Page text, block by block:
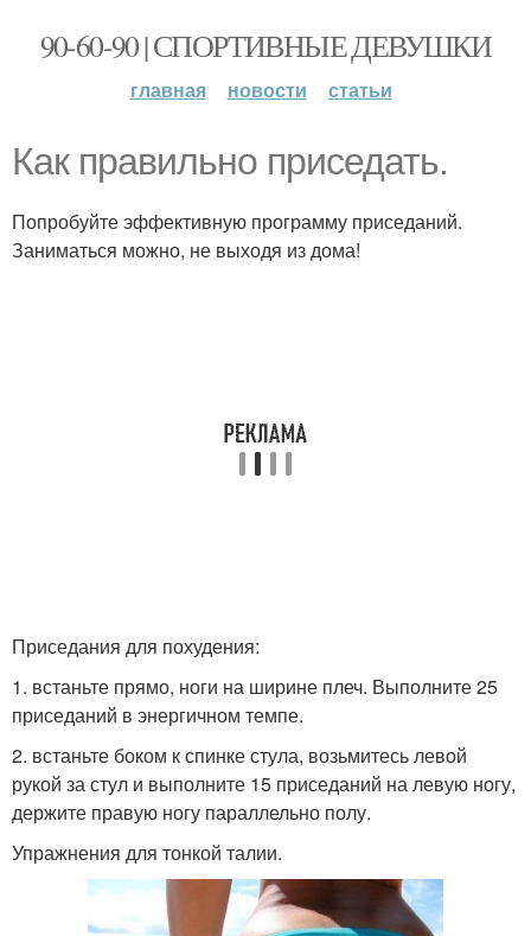
90-60-90 | СПОРТИВНЫЕ ДЕВУШКИ
главная новости статьи
Как правильно приседать.
Попробуйте эффективную программу приседаний.
Заниматься можно, не выходя из дома!
Приседания для похудения:
1. встаньте прямо, ноги на ширине плеч. Выполните 25
приседаний в энергичном темпе.
2. встаньте боком к спинке стула, возьмитесь левой
рукой за стул и выполните 15 приседаний на левую ногу,
держите правую ногу параллельно полу.
Упражнения для тонкой талии.